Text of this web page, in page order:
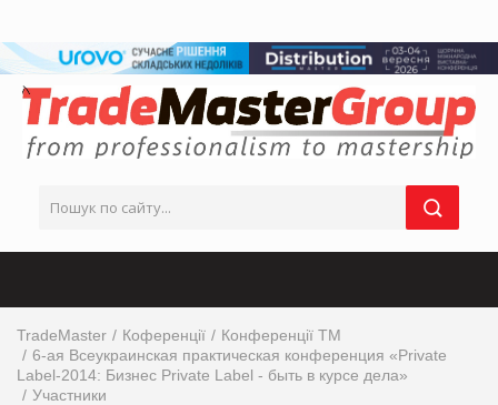
TradeMaster Коференції
Конференції ТМ
6-ая Всеукраинская практическая конференция «Private
Label-2014: Бизнес Private Label - быть в курсе дела»
Участники